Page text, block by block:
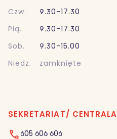
Czw.
9.30-17.30
Pią.
9.30-17.30
Sob.
9.30-15.00
Niedz.
zamknięte
SEKRETARIAT/ CENTRALA
605 606 606